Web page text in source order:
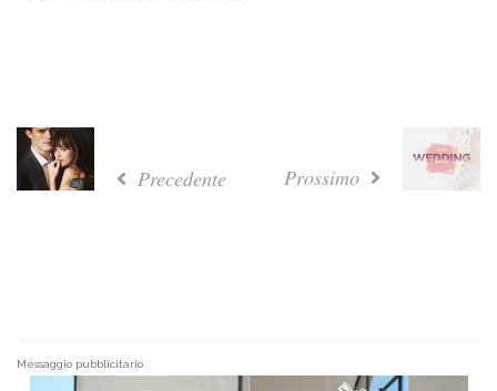
Precedente Prossimo
Messaggio pubblicitario